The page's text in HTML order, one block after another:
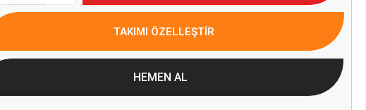
TAKIMI ÖZELLEŞTİR
HEMEN AL